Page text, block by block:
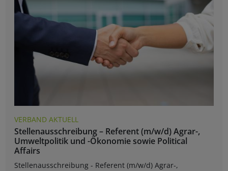
VERBAND AKTUELL
Stellenausschreibung – Referent (m/w/d) Agrar-,
Umweltpolitik und -Ökonomie sowie Political
Affairs
Stellenausschreibung - Referent (m/w/d) Agrar-,